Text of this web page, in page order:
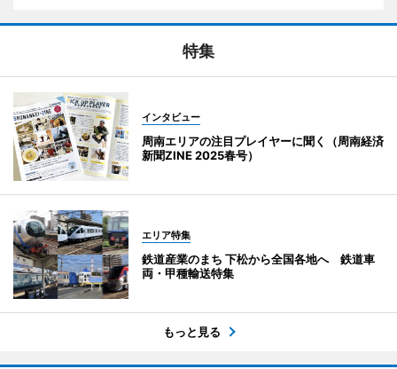
特集
インタビュー
周南エリアの注目プレイヤーに聞く（周南経済
新聞ZINE 2025春号）
エリア特集
鉄道産業のまち 下松から全国各地へ 鉄道車
両・甲種輸送特集
もっと見る